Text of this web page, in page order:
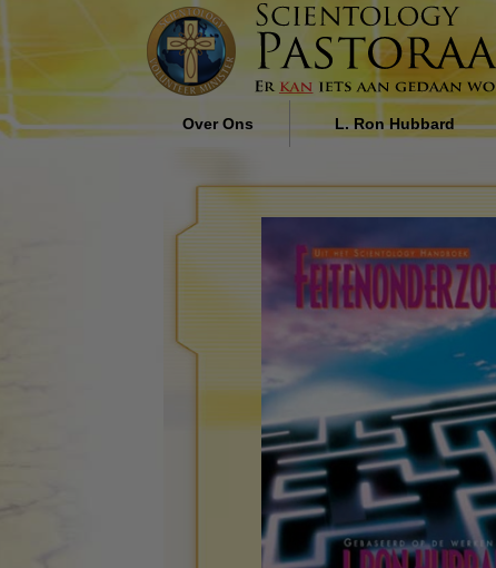
Over Ons
Waarom Wij Helpen
L. Ron Hubbard
Maatschappij door L. Ron
Hubbard